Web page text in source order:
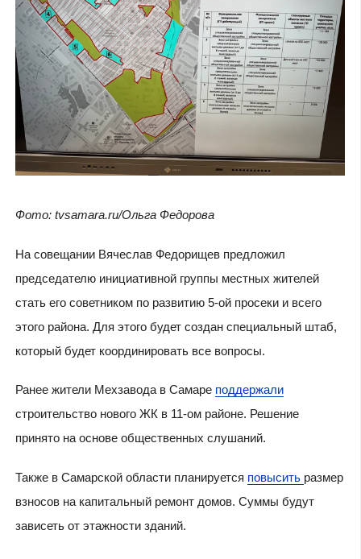
Фото: tvsamara.ru/Ольга Федорова
На совещании Вячеслав Федорищев предложил
председателю инициативной группы местных жителей
стать его советником по развитию 5-ой просеки и всего
этого района. Для этого будет создан специальный штаб,
который будет координировать все вопросы.
Ранее жители Мехзавода в Самаре поддержали
строительство нового ЖК в 11-ом районе. Решение
принято на основе общественных слушаний.
Также в Самарской области планируется повысить размер
взносов на капитальный ремонт домов. Суммы будут
зависеть от этажности зданий.